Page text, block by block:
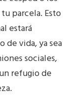
parcela. Esto
estará
vida, ya sea
sociales,
refugio de